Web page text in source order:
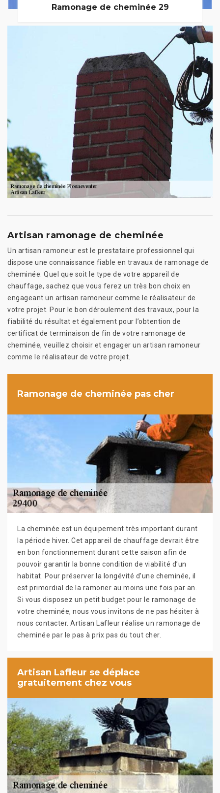
Ramonage de cheminée 29
Artisan ramonage de cheminée
Un artisan ramoneur est le prestataire professionnel qui
dispose une connaissance fiable en travaux de ramonage de
cheminée. Quel que soit le type de votre appareil de
chauffage, sachez que vous ferez un très bon choix en
engageant un artisan ramoneur comme le réalisateur de
votre projet. Pour le bon déroulement des travaux, pour la
fiabilité du résultat et également pour l’obtention de
certificat de terminaison de fin de votre ramonage de
cheminée, veuillez choisir et engager un artisan ramoneur
comme le réalisateur de votre projet.
Ramonage de cheminée pas cher
La cheminée est un équipement très important durant
la période hiver. Cet appareil de chauffage devrait être
en bon fonctionnement durant cette saison afin de
pouvoir garantir la bonne condition de viabilité d’un
habitat. Pour préserver la longévité d’une cheminée, il
est primordial de la ramoner au moins une fois par an.
Si vous disposez un petit budget pour le ramonage de
votre cheminée, nous vous invitons de ne pas hésiter à
nous contacter. Artisan Lafleur réalise un ramonage de
cheminée par le pas à prix pas du tout cher.
Artisan Lafleur se déplace
gratuitement chez vous